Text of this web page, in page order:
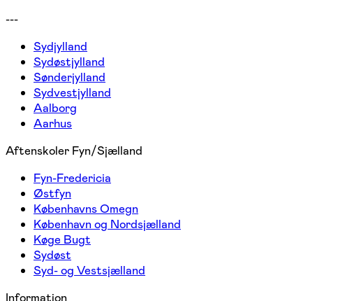
---
Sydjylland
Sydøstjylland
Sønderjylland
Sydvestjylland
Aalborg
Aarhus
Aftenskoler Fyn/Sjælland
Fyn-Fredericia
Østfyn
Københavns Omegn
København og Nordsjælland
Køge Bugt
Sydøst
Syd- og Vestsjælland
Information